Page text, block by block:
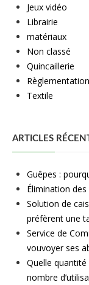
Jeux vidéo
Librairie
matériaux
Non classé
Quincaillerie
Textile
ARTICLES
Guêpes :
Élimination
Solution de
préfèrent une
Service de
vouvoyer ses
Quelle
nombre